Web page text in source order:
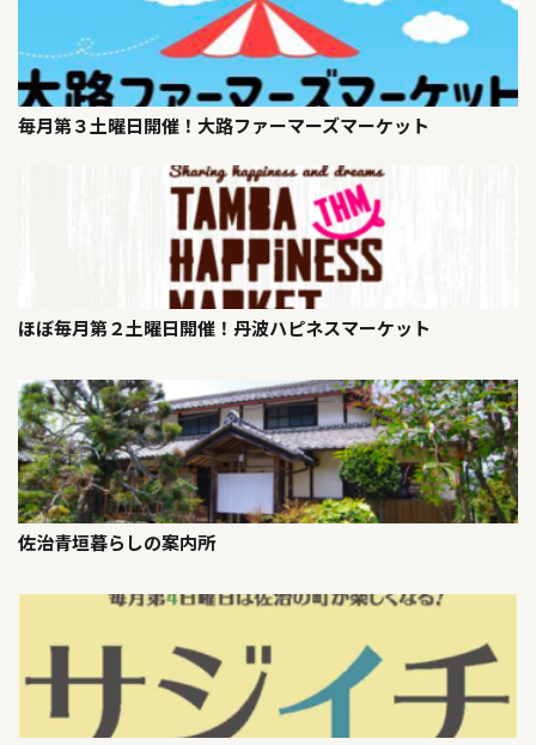
毎月第３土曜日開催！大路ファーマーズマーケット
ほぼ毎月第２土曜日開催！丹波ハピネスマーケット
佐治青垣暮らしの案内所